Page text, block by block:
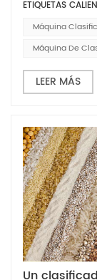
la calidad del
afectará
ETIQUETAS
Máquina
Máquina De
LEER MÁS
Un